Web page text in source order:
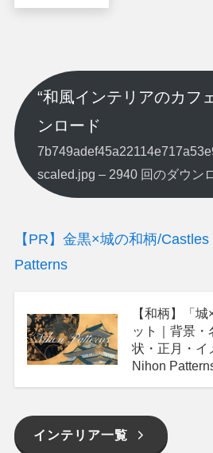
“和風インテリアのカフ
ンロード
scaled.jpg – 2940 回のダウン
【PR】金黒×城の和柄/
Patterns
【和柄】「
ット｜背景・
状・正月・イ
Nihon
インテリア一覧